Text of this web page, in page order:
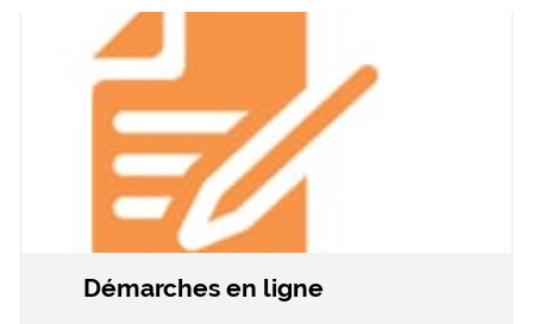
Démarches en ligne